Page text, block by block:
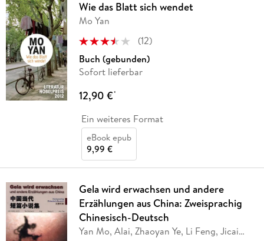
Wie das Blatt sich wendet
Mo Yan
(12)
Buch (gebunden)
Sofort lieferbar
12,90 €*
Ein weiteres Format
eBook epub
9,99 €
Gela wird erwachsen und andere
Erzählungen aus China: Zweisprachig
Chinesisch-Deutsch
Yan Mo, Alai, Zhaoyan Ye, Li Feng, Jicai